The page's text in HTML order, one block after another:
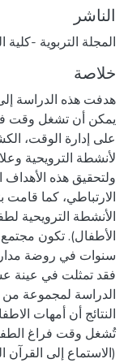
الناشر
المجلة التربوية -
خلاصة
هدفت هذه الدراسة
يمكن أن تشغل وقت
على إدارة الوقت،
لأنشطة الترويحية
ولتحقيق هذه
الارتباطي، كما قامت
الأنشطة الترويحية
سنوات في روضة
الدراسة لمجموعة من
النتائج أن أمهات
تُشغل وقت فراغ
(الاستماع إلى القرآن